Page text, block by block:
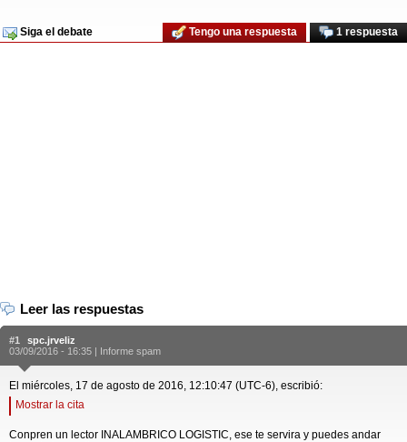
Siga el debate 1 respuesta
Tengo una respuesta
Leer las respuestas
#1
spc.jrveliz
03/09/2016 - 16:35 | Informe spam
El miércoles, 17 de agosto de 2016, 12:10:47 (UTC-6), escribió:
Mostrar la cita
Conpren un lector INALAMBRICO LOGISTIC, ese te servira y puedes andar